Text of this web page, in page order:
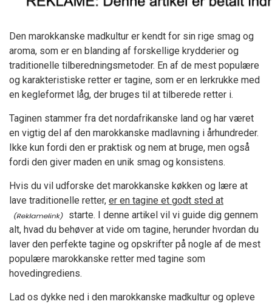
Den marokkanske madkultur er kendt for sin rige smag og
aroma, som er en blanding af forskellige krydderier og
traditionelle tilberedningsmetoder. En af de mest populære
og karakteristiske retter er tagine, som er en lerkrukke med
en kegleformet låg, der bruges til at tilberede retter i.
Taginen stammer fra det nordafrikanske land og har været
en vigtig del af den marokkanske madlavning i århundreder.
Ikke kun fordi den er praktisk og nem at bruge, men også
fordi den giver maden en unik smag og konsistens.
Hvis du vil udforske det marokkanske køkken og lære at
lave traditionelle retter, er en tagine et godt sted at
starte. I denne artikel vil vi guide dig gennem
alt, hvad du behøver at vide om tagine, herunder hvordan du
laver den perfekte tagine og opskrifter på nogle af de mest
populære marokkanske retter med tagine som
hovedingrediens.
Lad os dykke ned i den marokkanske madkultur og opleve